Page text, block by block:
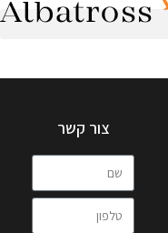
צור קשר